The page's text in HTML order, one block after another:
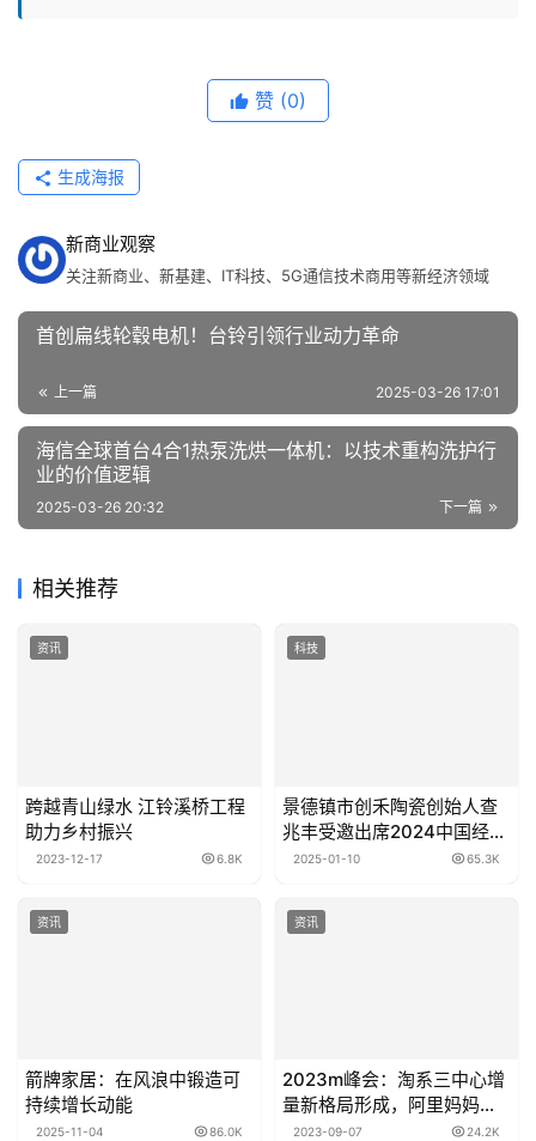
赞 (0)
生成海报
新商业观察
关注新商业、新基建、IT科技、5G通信技术商用等新经济领域
首创扁线轮毂电机！台铃引领行业动力革命
上一篇 2025-03-26 17:01
海信全球首台4合1热泵洗烘一体机：以技术重构洗护行
业的价值逻辑
下一篇
2025-03-26 20:32
相关推荐
资讯
跨越青山绿水 江铃溪桥工程
助力乡村振兴
2023-12-17 6.8K
科技
景德镇市创禾陶瓷创始人查
兆丰受邀出席2024中国经济
影响力人物年会
2025-01-10 65.3K
资讯
箭牌家居：在风浪中锻造可
持续增长动能
2025-11-04 86.0K
资讯
2023m峰会：淘系三中心增
量新格局形成，阿里妈妈百
灵、万相台无界版上线！
2023-09-07 24.2K